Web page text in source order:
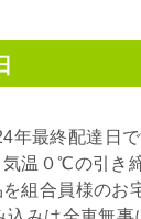
最終配達日
温０℃の引き
組合員様のお